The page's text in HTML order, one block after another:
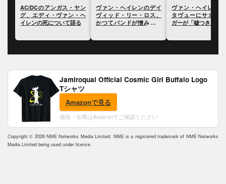
AC/DCのアンガス・ヤン
グ、エディ・ヴァン・ヘ
イレンの死について語る
ヴァン・ヘイレンのデイ
ヴィッド・リー・ロス、
かつてバンドが憎み合っ
ヴァン・ヘイレン
タヴューにサミー
ガーが「嘘つき」と
Jamiroquai Official Cosmic Girl Buffalo Logo
Tシャツ
Amazonで見る
価格・在庫はAmazonでご確認ください
Copyright © 2026 NME Networks Media Limited. NME is a registered trademark of NME Networks
Media Limited being used under licence.